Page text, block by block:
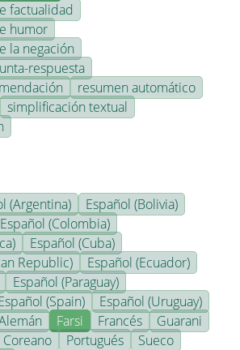
factualidad
humor
la negación
respuesta
resumen automático
simplificación textual
(Argentina)
Español (Bolivia)
Español (Colombia)
Español (Cuba)
Republic)
Español (Ecuador)
Español (Paraguay)
(Spain)
Español (Uruguay)
Farsi Francés
Guarani
Coreano Portugués
Sueco